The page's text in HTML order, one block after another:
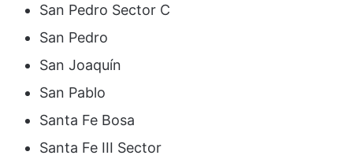
San Pedro Sector C
San Pedro
San Joaquín
San Pablo
Santa Fe Bosa
Santa Fe III Sector